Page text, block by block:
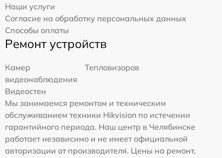
Наши услуги
Согласие на обработку персональных данных
Способы оплаты
Ремонт устройств
Камер
видеонаблюдения
Тепловизоров
Видеостен
Мы занимаемся ремонтом и техническим
обслуживанием техники Hikvision по истечении
гарантийного периода. Наш центр в Челябинске
работает независимо и не имеет официальной
авторизации от производителя. Цены на ремонт,